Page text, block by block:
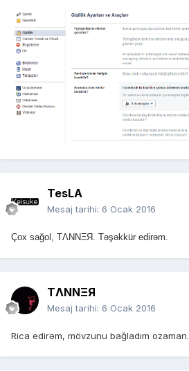
TesLA
Mesaj tarihi: 6 Ocak 2016
Çox sağol, TΛNNΞЯ. Təşəkkür edirəm.
TΛNNΞЯ
Mesaj tarihi: 6 Ocak 2016
Rica edirəm, mövzunu bağladım ozaman.